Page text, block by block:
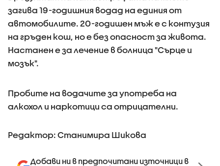
загива 19-годишния водад на единия от
автомобилите. 20-годишен мъж е с контузия
на гръден кош, но е без опасност за живота.
Настанен е за лечение в болница "Сърце и
мозък".
Пробите на водачите за употреба на
алкохол и наркотици са отрицателни.
Редактор: Станимира Шикова
Добави ни в предпочитани източници в